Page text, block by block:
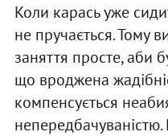
Коли карась уже
не пручається. Тому
заняття просте, аби
що вроджена
компенсується